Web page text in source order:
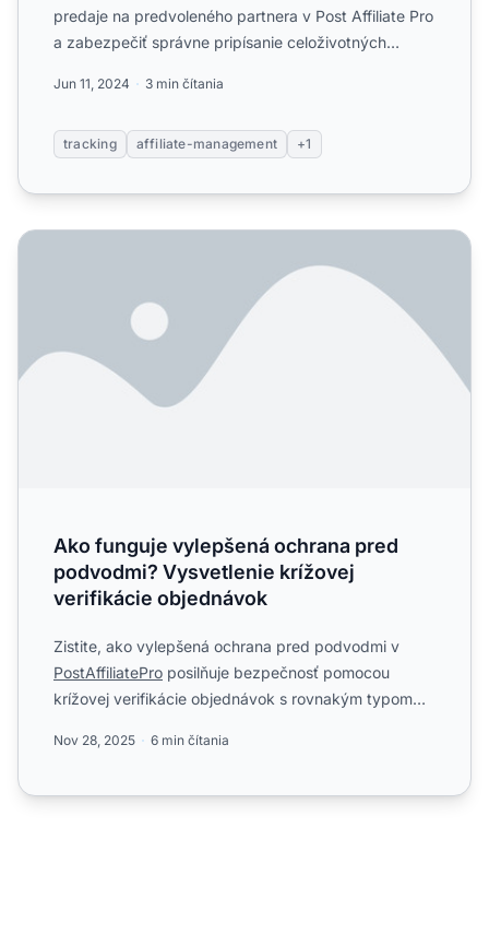
predaje na predvoleného partnera v Post Affiliate Pro
a zabezpečiť správne pripísanie celoživotných
Jun 11, 2024 3 min čítania
tracking affiliate-management +1
Ako funguje vylepšená ochrana pred podvodmi?
Ako funguje vylepšená ochrana pred
podvodmi? Vysvetlenie krížovej
verifikácie objednávok
Zistite, ako vylepšená ochrana pred podvodmi v
PostAffiliatePro posilňuje bezpečnosť pomocou
krížovej verifikácie objednávok s rovnakým typom
Nov 28, 2025 6 min čítania